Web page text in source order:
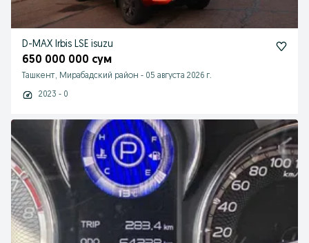
D-MAX Irbis LSE isuzu
650 000 000 сум
Ташкент, Мирабадский район - 05 августа 2026 г.
2023 - 0